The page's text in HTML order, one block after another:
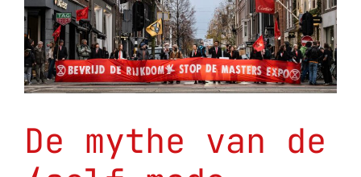
De mythe van de